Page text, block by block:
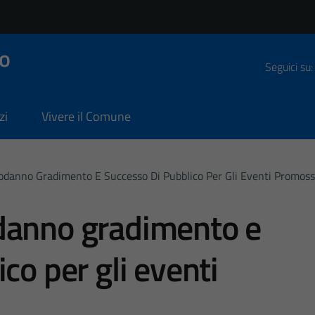
Seguici su:
Vivere il Comune
Gradimento E Successo Di Pubblico Per Gli Eventi
gradimento e
per gli eventi